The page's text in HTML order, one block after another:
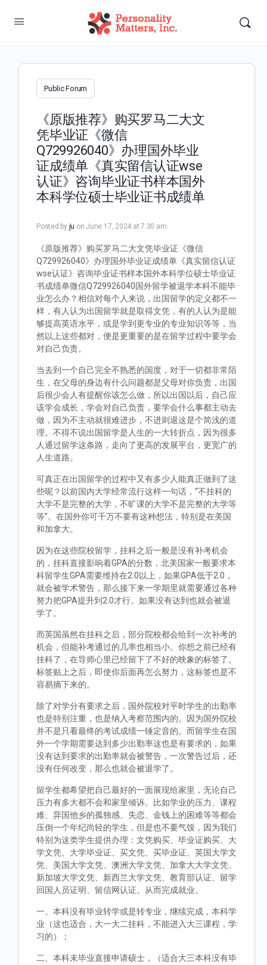
Public Forum
《原版推荐》购买罗马二大文
凭毕业证《微信
Q729926040》办理国外毕业
证成绩单《真实留信认证wse
认证》咨询毕业证书样本国外
本科学位硕士毕业证书成绩单
Posted by ju on June 17, 2024 at 7:30 am
《原版推荐》购买罗马二大文凭毕业证《微信
Q729926040》办理国外毕业证成绩单《真实留信认证
wse认证》咨询毕业证书样本国外本科学位硕士毕业证
书成绩单微信Q729926040国外留学被退学本科不能毕
业怎么办？相信对每个人来说，出国留学的定义都不一
样，有人认为出国留学就是取得文凭，有的人认为是能
够提高英语水平，或是学到更专业的专业知识等等，当
然以上这些都对，便是更重要的是在留学过程中要学会
对自己负责。
当去到一个自己完全不熟悉的国度，对于一切都非常陌
生，在父母的身边有什么问题都是父母对你负责，出国
后很少会人有提醒你该怎么做，所以出国以后，自己应
该学会成长，学会对自己负责，要学会什么事都主动去
做，因为不主动就很难进步，不进则退这是个简浅的道
理。不得不说出国留学是人生的一大转折点，因为很多
人通过留学这条路，走向了更高的发展平台，更宽广的
人生道路。
可真正在出国留学的过程中又有多少人能真正做到了这
些呢？以前国内大学经常流行这样一句话，“不挂科的
大学不是完整的大学，不旷课的大学不是完整的大学等
等”。在国外你可千万不要有这种想法，特别是在美国
和加拿大。
因为在这些院校留学，挂科之后一般是没有补考机会
的，挂科直接影响着GPA的分数，北美国家一般要求本
科留学生GPA需要维持在2.0以上，如果GPA低于2.0，
就会被学术警告，那么接下来一学期里就需要通过各种
努力把GPA提升到2.0才行。如果没有达到也就会被退
学了。
而英国虽然在挂科之后，部分院校都会给到一次补考的
机会，但能补考通过的几率也相当小。你想之前已经有
挂科了，在导师心里已经留下了不好的映象的标签了。
标签贴上之后，即使你后面再怎么努力，这标签也是不
容易摘下来的。
除了对学分有要求之后，国外院校对平时学生的出勤率
也是特别注重，也是纳入考察范围内的。因为国外院校
并不是只看最终的考试成绩一锤定音的。而留学生在国
外一个学期需要达到多少出勤率这也是有要求的，如果
没有达到要求的出勤率就会被警告，一次警告过后，还
没有任何改变，那么也就会被退学了。
留学生都希望把自己最好的一面展现给家里，无论自己
压力有多大都不会和家里倾诉。比如学业的压力、课程
难、异国他乡的孤独感、失恋、金钱上的困难等等都会
压倒一个年纪尚轻的学生，但是也不要气馁，因为我们
特别为这类学生提供办理：文凭购买、毕业证购买、大
学文凭、大学毕业证、买文凭、买毕业证、英国大学文
凭、美国大学文凭、澳洲大学文凭、加拿大大学文凭、
新加坡大学文凭、新西兰大学文凭、教育部认证、留学
回国人员证明、留信网认证。从而完成就业。
一、本科没有毕业转学或是转专业，继续完成，本科学
业（这也适合，大一大二挂科，不能进入大三课程，学
习的）；
二、本科未毕业直接申请硕士，（适合大三本科没有毕